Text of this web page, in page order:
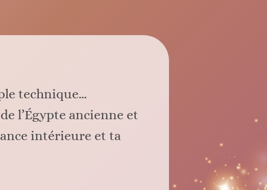
technique…
l’Égypte ancienne et
intérieure et ta